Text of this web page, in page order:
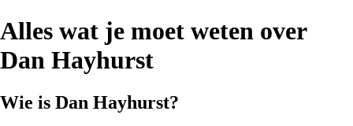
Alles wat je moet weten over
Dan Hayhurst
Wie is Dan Hayhurst?